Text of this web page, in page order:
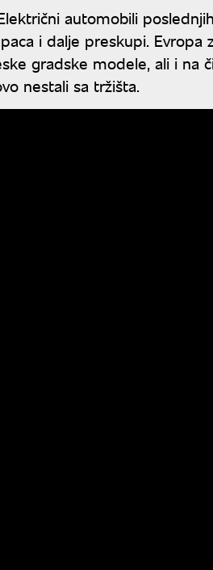
automobili
i dalje preskupi. Evropa
gradske modele, ali i na
nestali sa tržišta.